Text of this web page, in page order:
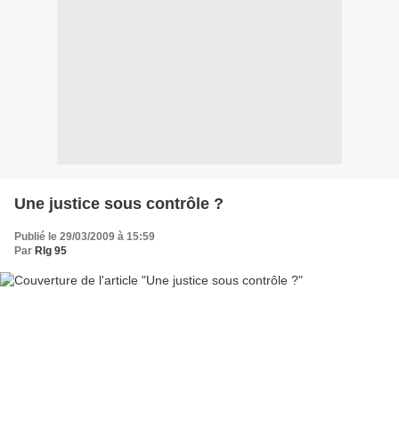
Une justice sous contrôle ?
Publié le 29/03/2009 à 15:59
Par Rlg 95